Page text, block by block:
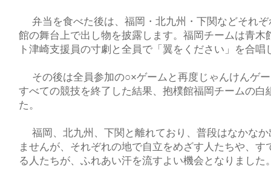
弁当を食べた後は、福岡・北九州・下関などそれぞ
館の舞台上で出し物を披露します。福岡チームは青木
ト津崎支援員の寸劇と全員で「翼をください」を合唱
その後は全員参加の○×ゲームと再度じゃんけんゲ
すべての競技を終了した結果、抱樸館福岡チームの白
た。
福岡、北九州、下関と離れており、普段はなかなか
ませんが、それぞれの地で自立をめざす人たちや、す
る人たちが、ふれあい汗を流すよい機会となりました